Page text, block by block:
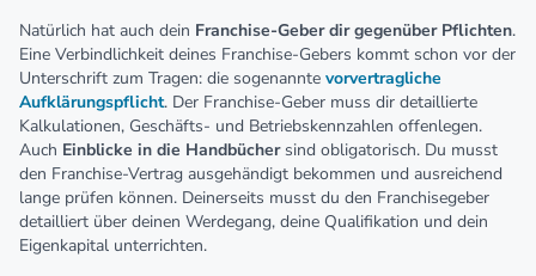
Natürlich hat auch dein Franchise-Geber dir gegenüber Pflichten.
Eine Verbindlichkeit deines Franchise-Gebers kommt schon vor der
Unterschrift zum Tragen: die sogenannte vorvertragliche
Aufklärungspflicht. Der Franchise-Geber muss dir detaillierte
Kalkulationen, Geschäfts- und Betriebskennzahlen offenlegen.
Auch Einblicke in die Handbüchersind obligatorisch. Du musst
den Franchise-Vertrag ausgehändigt bekommen und ausreichend
lange prüfen können. Deinerseits musst du den Franchisegeber
detailliert über deinen Werdegang, deine Qualifikation und dein
Eigenkapital unterrichten.